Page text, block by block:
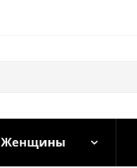
Женщины